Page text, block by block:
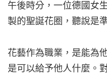
午後時分，一位德國女
製的聖誕花圈，聽說是
花藝作為職業，是能為
是可以給予他人什麼。